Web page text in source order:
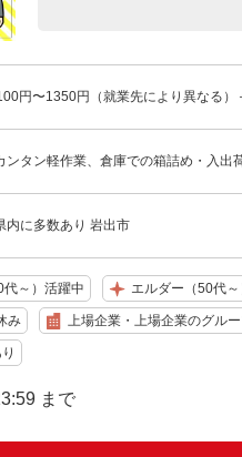
円〜1350円（就業先により異なる）
ンタン軽作業、倉庫での箱詰め・入出
内に多数あり 岩出市
代～）活躍中 エルダー（50代
み 上場企業・上場企業のグル
まで